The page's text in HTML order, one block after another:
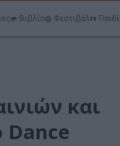
Βιβλίο Φεστιβάλ Παιδί
και